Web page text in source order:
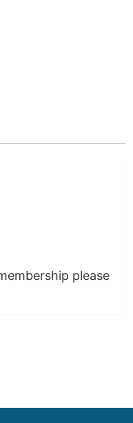
please